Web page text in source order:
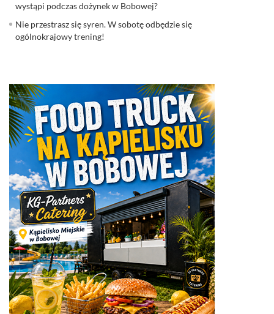
wystąpi podczas dożynek w Bobowej?
Nie przestrasz się syren. W sobotę odbędzie się
ogólnokrajowy trening!